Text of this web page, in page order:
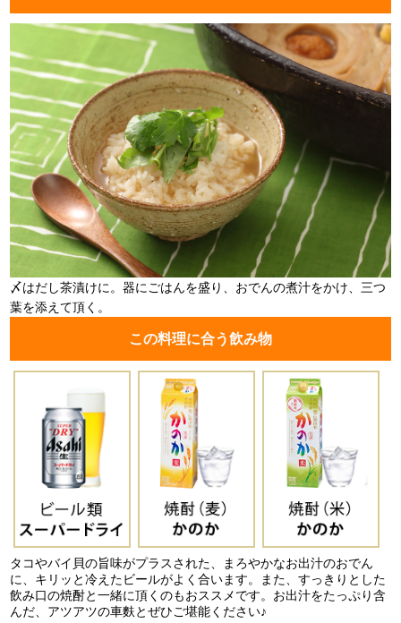
〆はだし茶漬けに。器にごはんを盛り、おでんの煮汁をかけ、三つ
葉を添えて頂く。
この料理に合う飲み物
タコやバイ貝の旨味がプラスされた、まろやかなお出汁のおでん
に、キリッと冷えたビールがよく合います。また、すっきりとした
飲み口の焼酎と一緒に頂くのもおススメです。お出汁をたっぷり含
んだ、アツアツの車麩とぜひご堪能ください♪